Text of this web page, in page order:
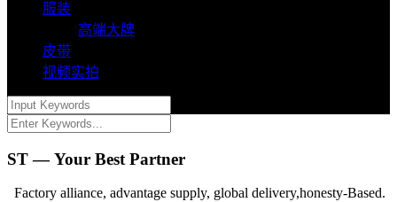
服装
高端大牌
皮带
视频实拍
ST — Your Best Partner
Factory alliance, advantage supply, global delivery,honesty-Based.